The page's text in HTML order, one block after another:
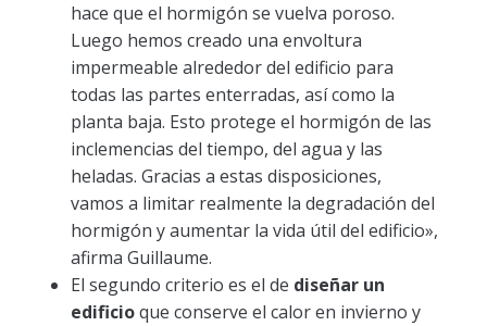
hace que el hormigón se vuelva poroso.
Luego hemos creado una envoltura
impermeable alrededor del edificio para
todas las partes enterradas, así como la
planta baja. Esto protege el hormigón de las
inclemencias del tiempo, del agua y las
heladas. Gracias a estas disposiciones,
vamos a limitar realmente la degradación del
hormigón y aumentar la vida útil del edificio»,
afirma Guillaume.
El segundo criterio es el de diseñar un
edificioque conserve el calor en invierno y